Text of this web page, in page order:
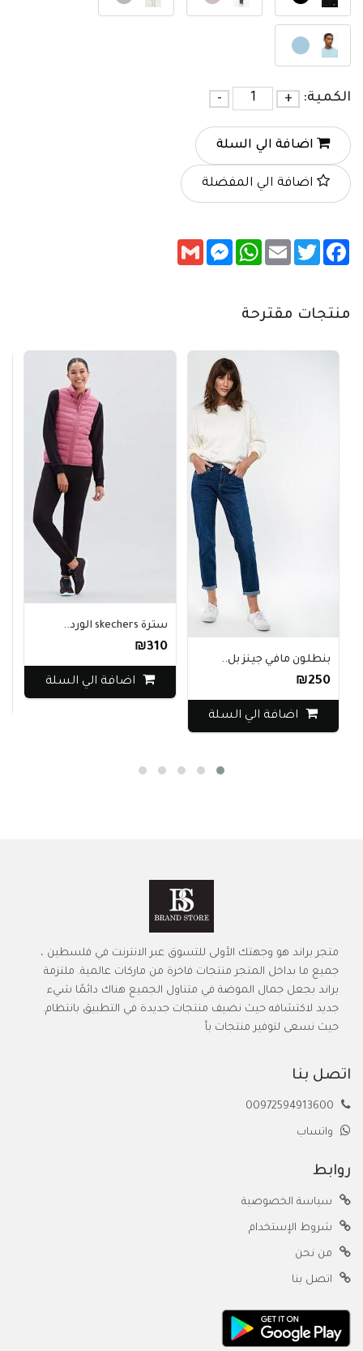
الكمية: +
-
اضافة الي السلة
اضافة الي المفضلة
Facebook
Twitter
Email
WhatsApp
Messenger
Gmail
منتجات مقترحة
بنطلون مافي جينز بل..
₪250
اضافة الي السلة
سترة skechers الورد..
₪310
اضافة الي السلة
متجر براند هو وجهتك الأولى للتسوق عبر الانترنت في فلسطين ،
جميع ما بداخل المتجر منتجات فاخرة من ماركات عالمية. ملتزمة
براند بجعل جمال الموضة في متناول الجميع هناك دائمًا شيء
جديد لاكتشافه حيث نضيف منتجات جديدة في التطبيق بانتظام.
حيث نسعى لتوفير منتجات بأ
اتصل بنا
واتساب
روابط
سياسة الخصوصية
شروط الإستخدام
من نحن
اتصل بنا